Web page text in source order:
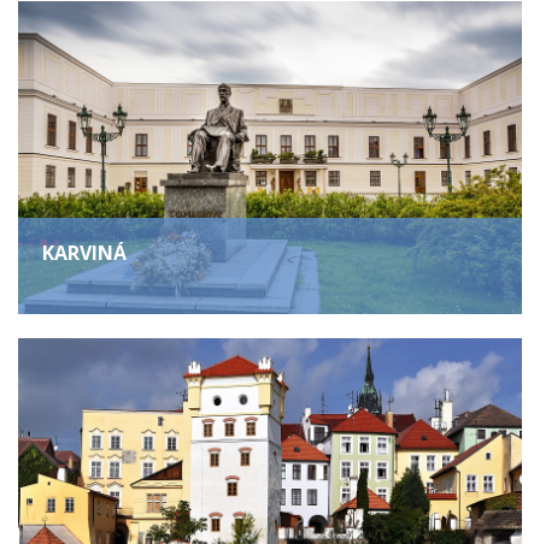
KARVINÁ